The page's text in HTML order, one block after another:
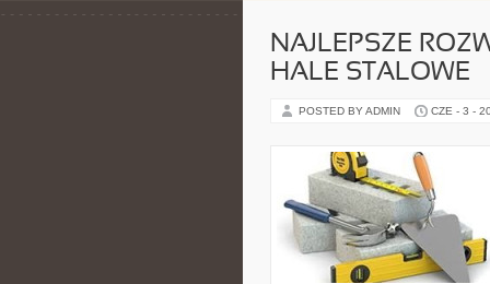
NAJLEPSZE
HALE STALOWE
POSTED BY ADMIN CZE - 3 -